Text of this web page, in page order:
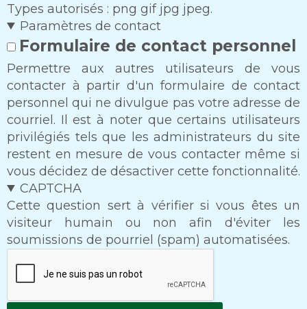
Types autorisés : png gif jpg jpeg.
Paramètres de contact
Formulaire de contact personnel
Permettre aux autres utilisateurs de vous
contacter à partir d'un formulaire de contact
personnel qui ne divulgue pas votre adresse de
courriel. Il est à noter que certains utilisateurs
privilégiés tels que les administrateurs du site
restent en mesure de vous contacter même si
vous décidez de désactiver cette fonctionnalité.
CAPTCHA
Cette question sert à vérifier si vous êtes un
visiteur humain ou non afin d'éviter les
soumissions de pourriel (spam) automatisées.